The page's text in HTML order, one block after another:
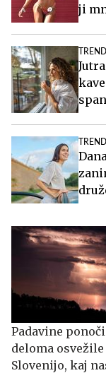
ji
TRENDI
TRENDI
Padavine
deloma osvežile
Slovenijo, kaj